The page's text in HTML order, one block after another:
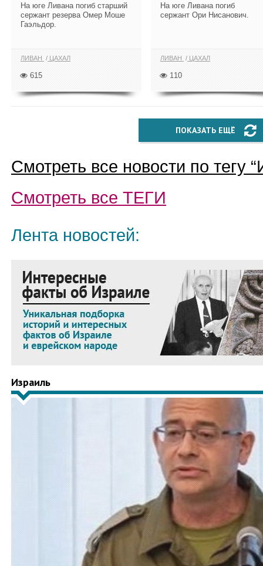
На юге Ливана погиб старший
сержант резерва Омер Моше
Гаэльдор.
ЛИВАН ЦАХАЛ
615
На юге Ливана погиб
сержант Ори Нисанович.
ЛИВАН ЦАХАЛ
110
ПОКАЗАТЬ ЕЩЁ
Смотреть все новости по тегу “
Смотреть все ТЕГИ
Лента новостей:
Израиль